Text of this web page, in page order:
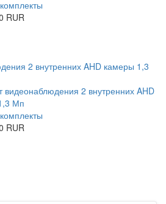
RUR
видеонаблюдения 2 внутренних AHD
Мп
RUR